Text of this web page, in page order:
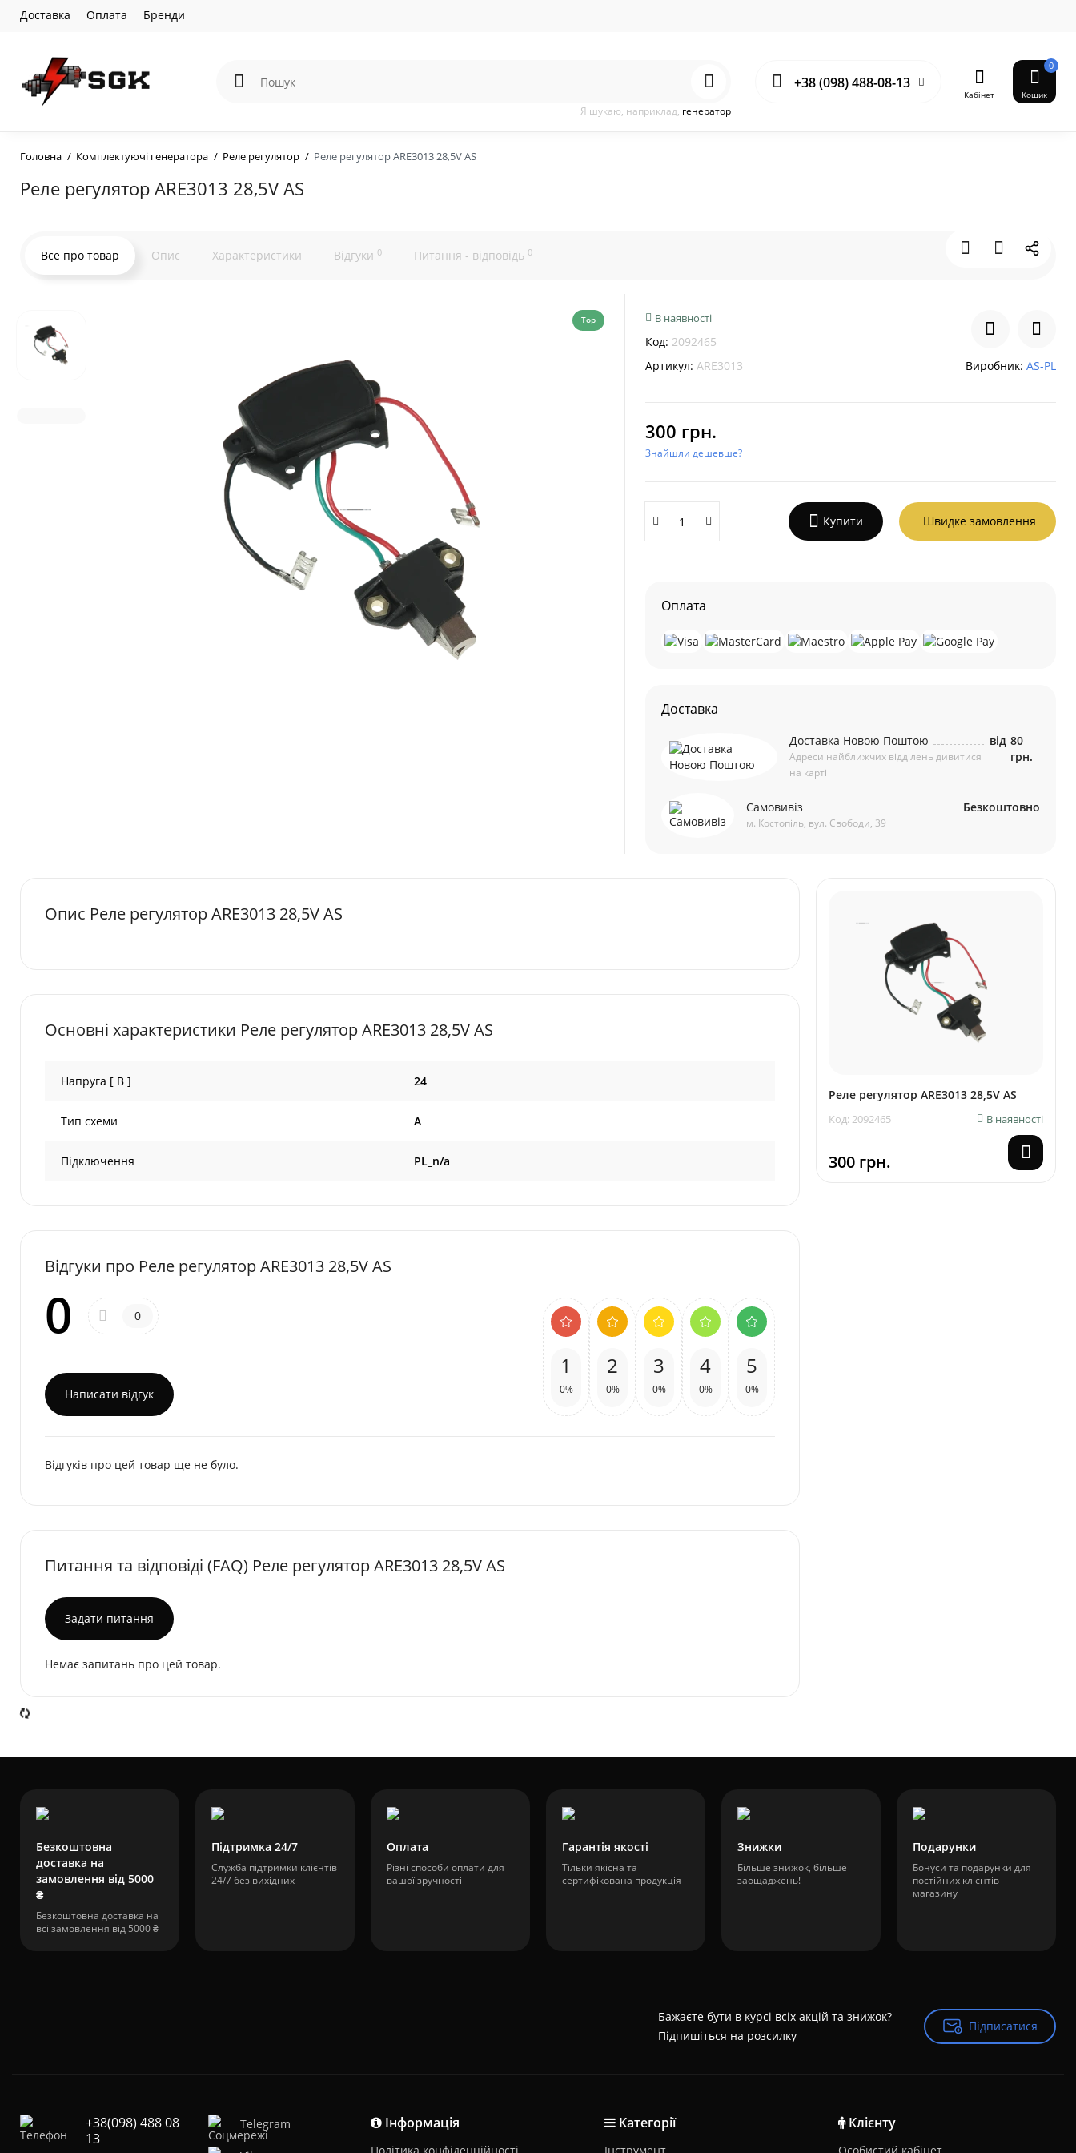
Доставка Оплата Бренди
+38 (098) 488-08-13
Я шукаю, наприклад, генератор
Кабінет
0
Кошик
Головна Комплектуючі генератора Реле регулятор Реле регулятор ARE3013 28,5V AS
Реле регулятор ARE3013 28,5V AS
Все про товар Опис Характеристики Відгуки 0 Питання - відповідь 0
Top В наявності
Код: 2092465
Артикул: ARE3013 Виробник: AS-PL
300 грн.
Знайшли дешевше?
Купити Швидке замовлення
Оплата
Доставка
Доставка Новою Поштою
Адреси найближчих відділень дивитися
на карті
від 80
грн.
Самовивіз
м. Костопіль, вул. Свободи, 39
Безкоштовно
Опис Реле регулятор ARE3013 28,5V AS
Основні характеристики Реле регулятор ARE3013 28,5V AS
Напруга [ В ] 24
Тип схеми A
Підключення PL_n/a
Відгуки про Реле регулятор ARE3013 28,5V AS
0 0
Написати відгук
1
0%
2
0%
3
0%
4
0%
5
0%
Відгуків про цей товар ще не було.
Питання та відповіді (FAQ) Реле регулятор ARE3013 28,5V AS
Задати питання
Немає запитань про цей товар.
Реле регулятор ARE3013 28,5V AS
Код: 2092465 В наявності
300 грн.
Безкоштовна
доставка на
замовлення від 5000
₴
Безкоштовна доставка на
всі замовлення від 5000 ₴
Підтримка 24/7
Служба підтримки клієнтів
24/7 без вихідних
Оплата
Різні способи оплати для
вашої зручності
Гарантія якості
Тільки якісна та
сертифікована продукція
Знижки
Більше знижок, більше
заощаджень!
Подарунки
Бонуси та подарунки для
постійних клієнтів
магазину
Бажаєте бути в курсі всіх акцій та знижок?
Підпишіться на розсилку
Підписатися
Підписатися
+38(098) 488 08
13
Telegram Інформація
Політика конфіденційності
Категорії
Інструмент
Клієнту
Особистий кабінет